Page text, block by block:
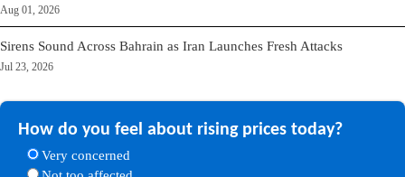
Aug 01, 2026
Sirens Sound Across Bahrain as Iran Launches Fresh Attacks
Jul 23, 2026
How do you feel about rising prices today?
Very concerned